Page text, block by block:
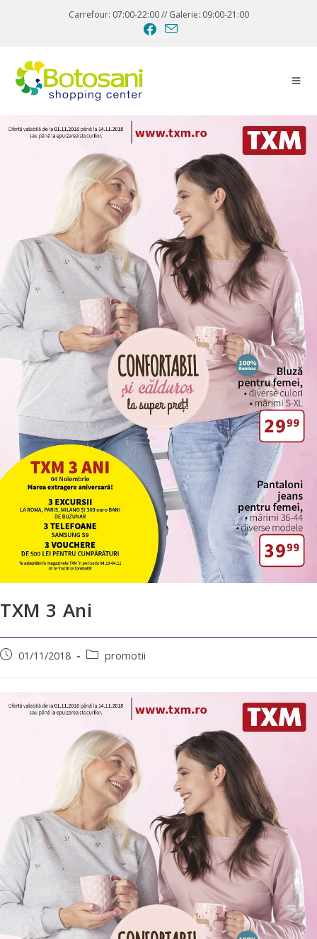
Carrefour: 07:00-22:00 // Galerie: 09:00-21:00
TXM 3 Ani
01/11/2018 promotii